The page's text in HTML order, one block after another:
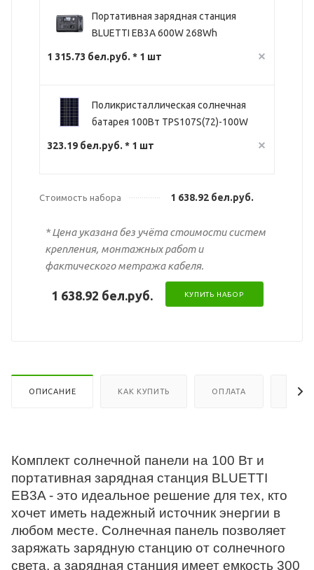
Портативная зарядная станция
BLUETTI EB3A 600W 268Wh
1 315.73 бел.руб. * 1 шт
Поликристаллическая солнечная
батарея 100Вт TPS107S(72)-100W
323.19 бел.руб. * 1 шт
Стоимость набора 1 638.92 бел.руб.
* Цена указана без учёта стоимости систем
крепления, монтажных работ и
фактического метража кабеля.
1 638.92 бел.руб. КУПИТЬ НАБОР
ОПИСАНИЕ КАК КУПИТЬ ОПЛАТА
Комплект солнечной панели на 100 Вт и
портативная зарядная станция BLUETTI
EB3A - это идеальное решение для тех, кто
хочет иметь надежный источник энергии в
любом месте. Солнечная панель позволяет
заряжать зарядную станцию от солнечного
света, а зарядная станция имеет емкость 300